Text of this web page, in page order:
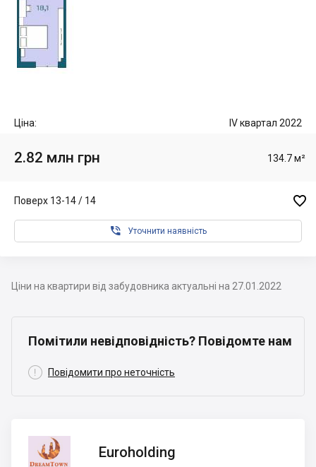
Ціна: IV квартал 2022
2.82 млн грн 134.7 м²
Поверх 13-14 / 14 
 Уточнити наявність
Ціни на квартири від забудовника актуальні на 27.01.2022
Помітили невідповідність? Повідомте нам
 Повідомити про неточність
Euroholding
Euroholding